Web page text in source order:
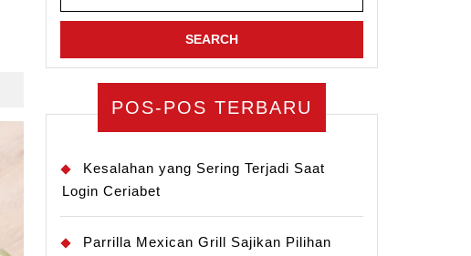
POS-POS TERBARU
Kesalahan yang Sering Terjadi Saat
Login Ceriabet
Parrilla Mexican Grill Sajikan Pilihan